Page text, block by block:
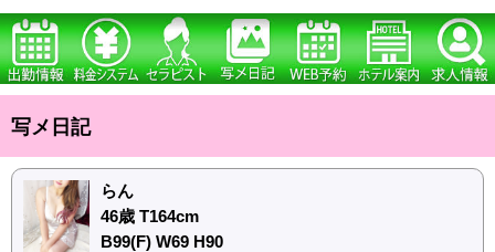
写メ日記
らん
46歳 T164cm
B99(F) W69 H90